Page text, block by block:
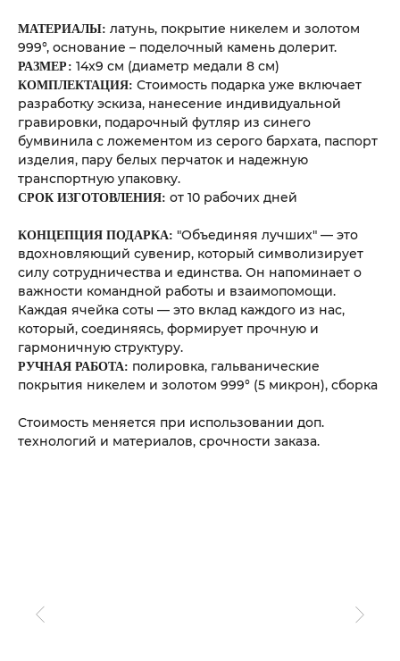
МАТЕРИАЛЫ: латунь, покрытие никелем и золотом
999°, основание – поделочный камень долерит.
РАЗМЕР: 14x9 см (диаметр медали 8 см)
КОМПЛЕКТАЦИЯ: Стоимость подарка уже включает
разработку эскиза, нанесение индивидуальной
гравировки, подарочный футляр из синего
бумвинила с ложементом из серого бархата, паспорт
изделия, пару белых перчаток и надежную
транспортную упаковку.
СРОК ИЗГОТОВЛЕНИЯ: от 10 рабочих дней
КОНЦЕПЦИЯ ПОДАРКА: "Объединяя лучших" — это
вдохновляющий сувенир, который символизирует
силу сотрудничества и единства. Он напоминает о
важности командной работы и взаимопомощи.
Каждая ячейка соты — это вклад каждого из нас,
который, соединяясь, формирует прочную и
гармоничную структуру.
РУЧНАЯ РАБОТА: полировка, гальванические
покрытия никелем и золотом 999° (5 микрон), сборка
Стоимость меняется при использовании доп.
технологий и материалов, срочности заказа.